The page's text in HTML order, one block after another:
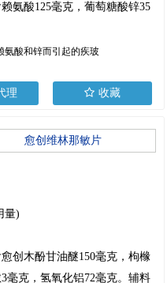
氨酸125毫克，葡萄糖酸锌35
氨酸和锌而引起的疾玻
理 收藏
量)
创木酚甘油醚150毫克，枸橼
毫克，氢氧化铝72毫克。辅料